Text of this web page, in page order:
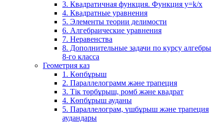
3. Квадратичная функция. Функция у=k/x
4. Квадратные уравнения
5. Элементы теории делимости
6. Алгебраические уравнения
7. Неравенства
8. Дополнительные задачи по курсу алгебры
8-го класса
Геометрия каз
1. Көпбұрыш
2. Параллелограмм және трапеция
3. Тік төрбұрыш, ромб және квадрат
4. Көпбұрыш ауданы
5. Параллелограм, үшбұрыш және трапеция
аудандары